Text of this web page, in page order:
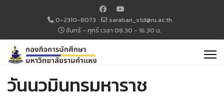
0-2310-8073
saraban_std@ru.ac.th
จันทร์ - ศุกร์ เวลา 08.30 - 16.30 น.
วันนวมินทรมหาราช